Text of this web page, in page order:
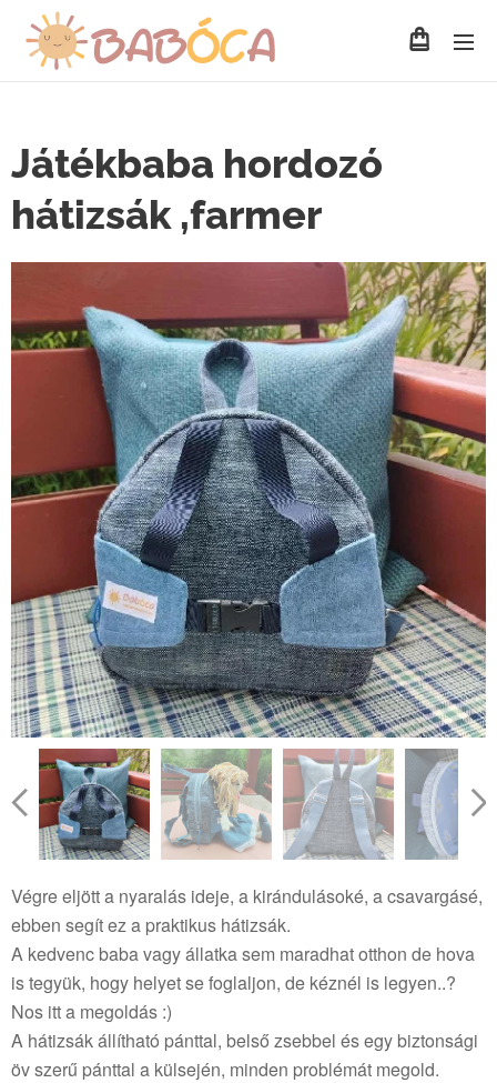
Játékbaba hordozó
hátizsák ,farmer
Végre eljött a nyaralás ideje, a kirándulásoké, a csavargásé,
ebben segít ez a praktikus hátizsák.
A kedvenc baba vagy állatka sem maradhat otthon de hova
is tegyük, hogy helyet se foglaljon, de kéznél is legyen..?
Nos itt a megoldás :)
A hátizsák állítható pánttal, belső zsebbel és egy biztonsági
öv szerű pánttal a külsején, minden problémát megold.